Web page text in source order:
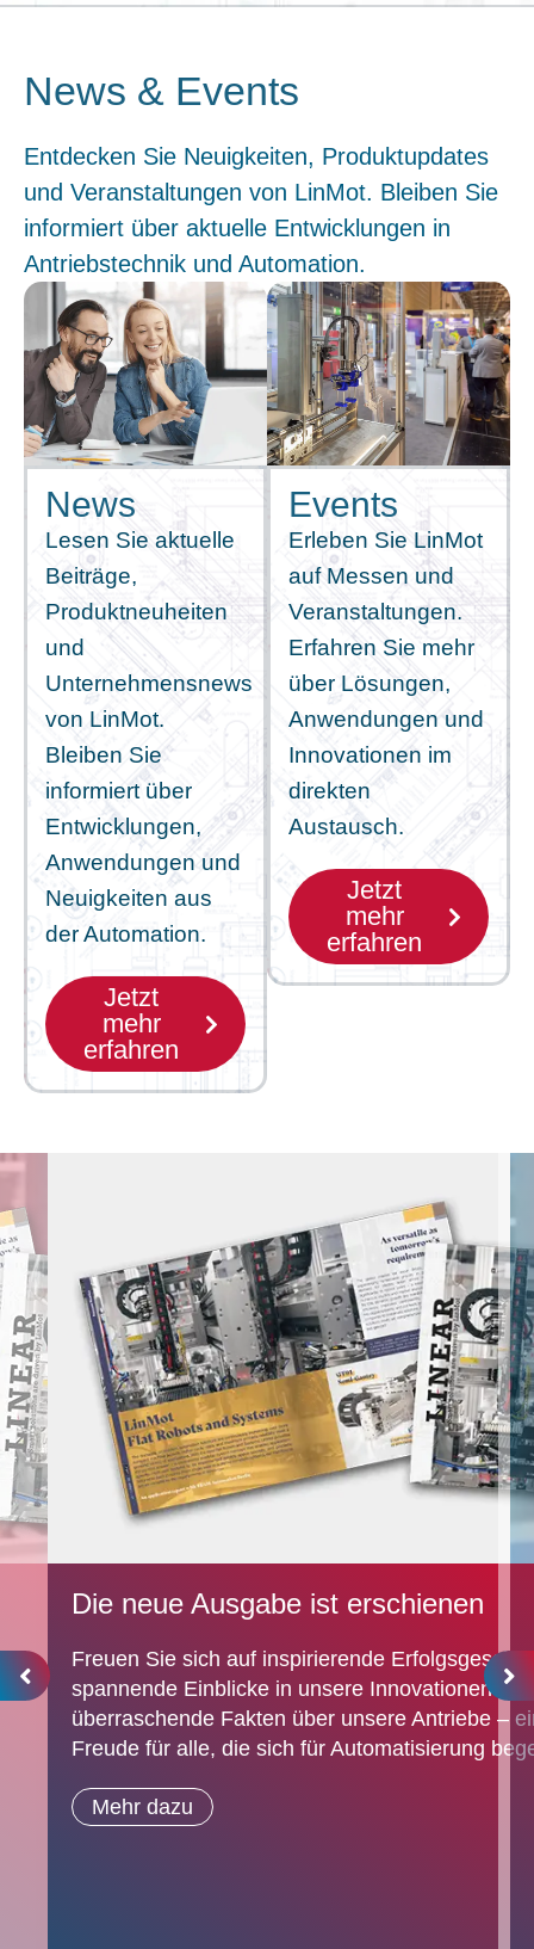
News & Events
Entdecken Sie Neuigkeiten, Produktupdates
und Veranstaltungen von LinMot. Bleiben Sie
informiert über aktuelle Entwicklungen in
Antriebstechnik und Automation.
News
Lesen Sie aktuelle
Beiträge,
Produktneuheiten
und
Unternehmensnews
von LinMot.
Bleiben Sie
informiert über
Entwicklungen,
Anwendungen und
Neuigkeiten aus
der Automation.
Jetzt
mehr
erfahren
Events
Erleben Sie LinMot
auf Messen und
Veranstaltungen.
Erfahren Sie mehr
über Lösungen,
Anwendungen und
Innovationen im
direkten
Austausch.
Jetzt
mehr
erfahren
Die neue Ausgabe ist erschienen
Freuen Sie sich auf inspirierende
spannende Einblicke in unsere Innovationen und
überraschende Fakten über unsere Antriebe –
Freude für alle, die sich für Automatisierung
Mehr dazu